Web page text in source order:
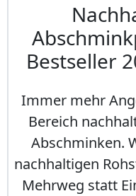
Bestseller
Immer mehr
Bereich
Abschminken.
nachhaltigen
Mehrweg statt